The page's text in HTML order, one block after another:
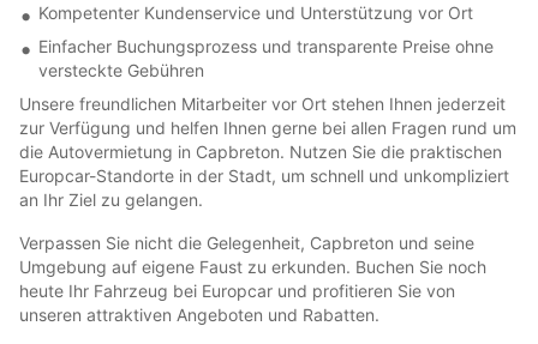
Kompetenter Kundenservice und Unterstützung vor Ort
Einfacher Buchungsprozess und transparente Preise ohne
versteckte Gebühren
Unsere freundlichen Mitarbeiter vor Ort stehen Ihnen jederzeit
zur Verfügung und helfen Ihnen gerne bei allen Fragen rund um
die Autovermietung in Capbreton. Nutzen Sie die praktischen
Europcar-Standorte in der Stadt, um schnell und unkompliziert
an Ihr Ziel zu gelangen.
Verpassen Sie nicht die Gelegenheit, Capbreton und seine
Umgebung auf eigene Faust zu erkunden. Buchen Sie noch
heute Ihr Fahrzeug bei Europcar und profitieren Sie von
unseren attraktiven Angeboten und Rabatten.